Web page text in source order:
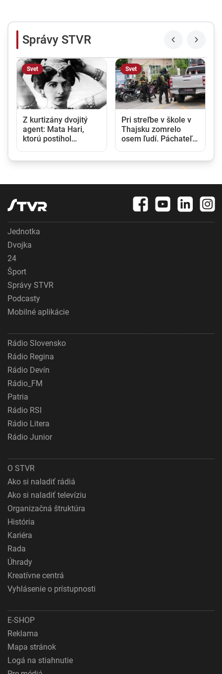
Správy STVR
Svet
Z kurtizány dvojitý
agent: Mata Hari,
ktorú postihol
Svet
Pri streľbe v škole v
Thajsku zomrelo
osem ľudí. Páchateľ
Jednotka
Dvojka
24
Šport
Správy STVR
Podcasty
Mobilné aplikácie
Rádio Slovensko
Rádio Regina
Rádio Devín
Rádio_FM
Patria
Rádio RSI
Rádio Litera
Rádio Junior
O STVR
Ako si naladiť rádiá
Ako si naladiť televíziu
Organizačná štruktúra
História
Kariéra
Rada
Úhrady
Kreatívne centrá
Vyhlásenie o prístupnosti
E-SHOP
Reklama
Mapa stránok
Logá na stiahnutie